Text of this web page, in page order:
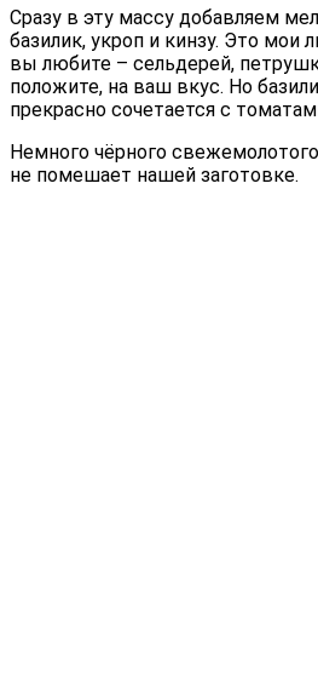
Сразу в эту массу добавляем
базилик, укроп и кинзу. Это
вы любите – сельдерей,
положите, на ваш вкус. Но
прекрасно сочетается с
Немного чёрного
не помешает нашей заготовке.